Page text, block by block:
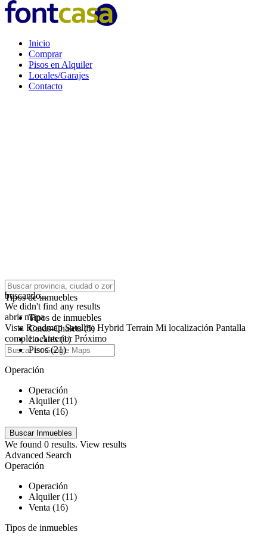
Inicio
Comprar
Pisos en Alquiler
Locales/Garajes
Contacto
click to enable zoom
buscando...
We didn't find any results
abrir mapa
Vista Roadmap Satellite Hybrid Terrain Mi localización Pantalla
completaAnterior Próximo
Tipos de inmuebles
Tipos de inmuebles
Casas-Chalets (5)
Locales (1)
Pisos (21)
Operación
Operación
Alquiler (11)
Venta (16)
We found 0 results. View results
Advanced Search
Operación
Operación
Alquiler (11)
Venta (16)
Tipos de inmuebles